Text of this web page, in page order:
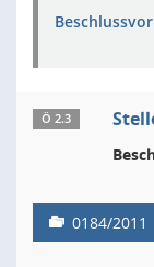
Ö 2.3
0184/2011